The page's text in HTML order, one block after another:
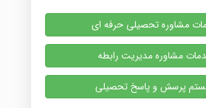
مشاوره تحصیلی حرفه ای
مشاوره مدیریت رابطه
پرسش و پاسخ تحصیلی